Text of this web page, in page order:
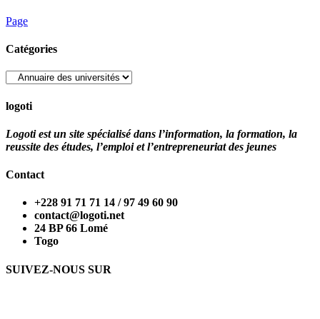
Page
Catégories
Catégories
logoti
Logoti est un site spécialisé dans l’information, la formation, la
reussite des études, l’emploi et l’entrepreneuriat des jeunes
Contact
+228 91 71 71 14 / 97 49 60 90
contact@logoti.net
24 BP 66 Lomé
Togo
SUIVEZ-NOUS SUR